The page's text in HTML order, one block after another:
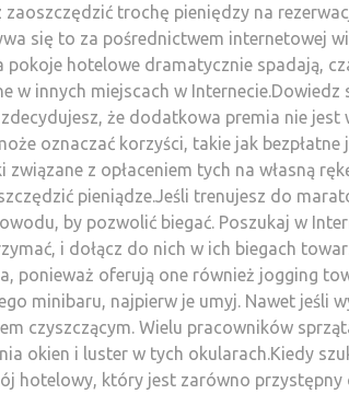
zaoszczędzić trochę pieniędzy na
się to za pośrednictwem internetowej
pokoje hotelowe dramatycznie spadają,
w innych miejscach w
że dodatkowa premia nie
oznaczać korzyści, takie jak bezpłatne
z opłaceniem tych na własną
pieniądze.Jeśli trenujesz do
by pozwolić biegać. Poszukaj w
i dołącz do nich w ich biegach
ponieważ oferują one również jogging
minibaru, najpierw je umyj. Nawet jeśli
czyszczącym. Wielu pracowników
okien i luster w tych okularach.Kiedy
hotelowy, który jest zarówno